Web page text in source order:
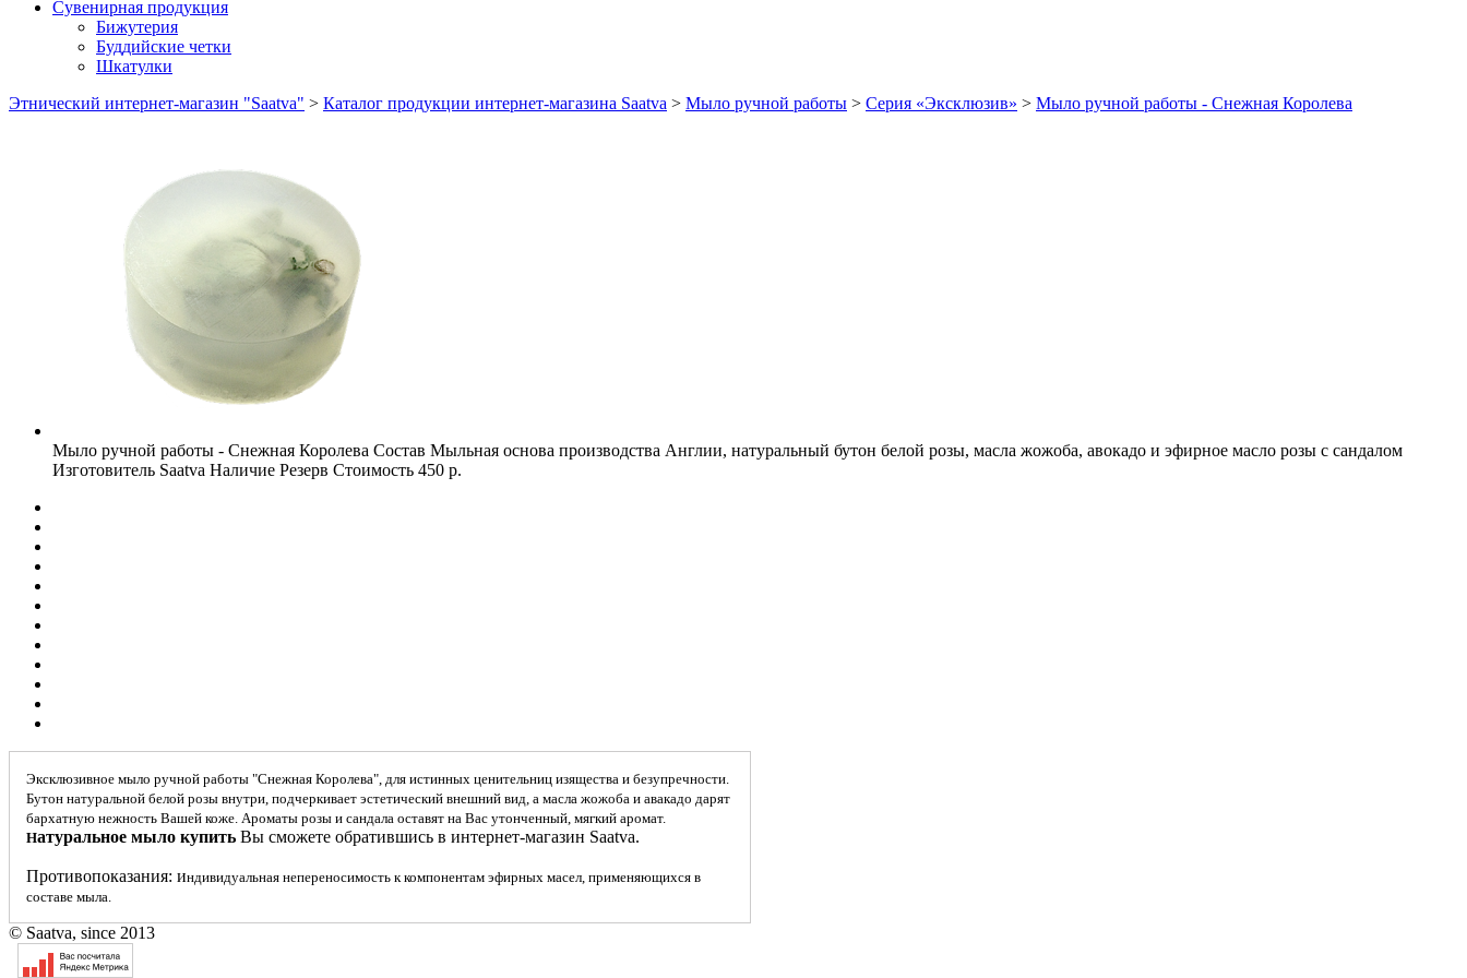
Сувенирная продукция
Бижутерия
Буддийские четки
Шкатулки
Этнический интернет-магазин "Saatva" > Каталог продукции интернет-магазина Saatva > Мыло ручной работы > Серия «Эксклюзив» > Мыло ручной работы - Снежная Королева
Мыло ручной работы - Снежная Королева Состав Мыльная основа производства Англии, натуральный бутон белой розы, масла жожоба, авокадо и эфирное масло розы с сандалом
Изготовитель Saatva Наличие Резерв Стоимость 450 р.
Эксклюзивное мыло ручной работы "Снежная Королева", для истинных ценительниц изящества и безупречности.
Бутон натуральной белой розы внутри, подчеркивает эстетический внешний вид, а масла жожоба и авакадо дарят
бархатную нежность Вашей коже. Ароматы розы и сандала оставят на Вас утонченный, мягкий аромат.
Натуральное мыло купить Вы сможете обратившись в интернет-магазин Saatva.
Противопоказания: индивидуальная непереносимость к компонентам эфирных масел, применяющихся в
составе мыла.
© Saatva, since 2013